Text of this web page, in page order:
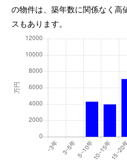
の物件は、築年数に関係なく高
スもあります。